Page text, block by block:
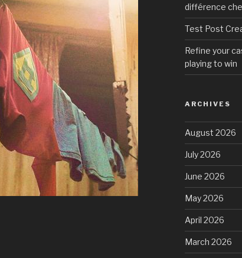
différence
Test Post
Refine your
playing to win
ARCHIVES
August 2026
July 2026
June 2026
May 2026
April 2026
March 2026